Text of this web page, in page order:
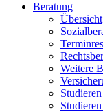
Beratung
Übersicht
Weitere